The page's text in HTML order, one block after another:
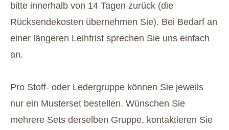
bitte innerhalb von 14 Tagen zurück (die
Rücksendekosten übernehmen Sie). Bei Bedarf an
einer längeren Leihfrist sprechen Sie uns einfach
an.
Pro Stoff- oder Ledergruppe können Sie jeweils
nur ein Musterset bestellen. Wünschen Sie
mehrere Sets derselben Gruppe, kontaktieren Sie